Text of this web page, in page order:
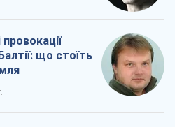
провокації
що стоїть